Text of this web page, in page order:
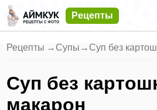
Рецепты
Рецепты → Супы → Суп без
Суп без
макарон